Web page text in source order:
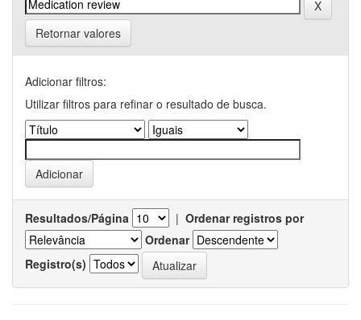
Retornar valores
Adicionar filtros:
Utilizar filtros para refinar o resultado de busca.
Resultados/Página | Ordenar registros por
Ordenar
Registro(s)